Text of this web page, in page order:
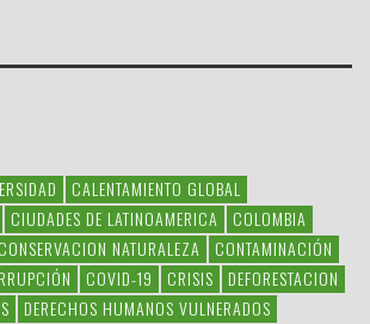
CALENTAMIENTO GLOBAL
CIUDADES DE LATINOAMERICA
COLOMBIA
CONSERVACION NATURALEZA
CONTAMINACIÓN
COVID-19 CRISIS
DEFORESTACION
DERECHOS HUMANOS VULNERADOS